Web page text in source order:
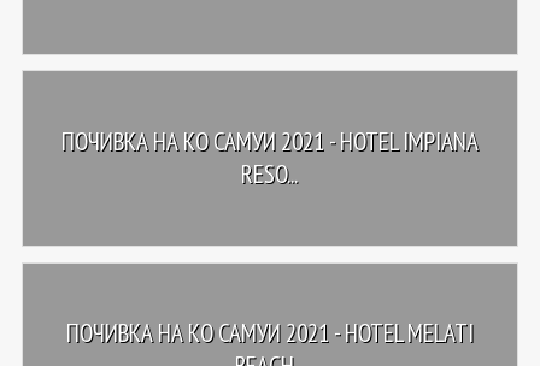
ПОЧИВКА НА КО САМУИ 2021 - HOTEL IMPIANA
RESO...
ПОЧИВКА НА КО САМУИ 2021 - HOTEL MELATI